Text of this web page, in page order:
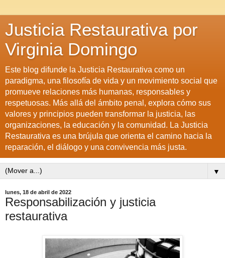
Justicia Restaurativa por
Virginia Domingo
Este blog difunde la Justicia Restaurativa como un
paradigma, una filosofía de vida y un movimiento social que
promueve relaciones más humanas, responsables y
respetuosas. Más allá del ámbito penal, explora cómo sus
valores y principios pueden transformar la justicia, las
organizaciones, la educación y la comunidad. La Justicia
Restaurativa es una brújula que orienta el camino hacia la
reparación, el diálogo y una convivencia más justa.
▼
lunes, 18 de abril de 2022
Responsabilización y justicia
restaurativa